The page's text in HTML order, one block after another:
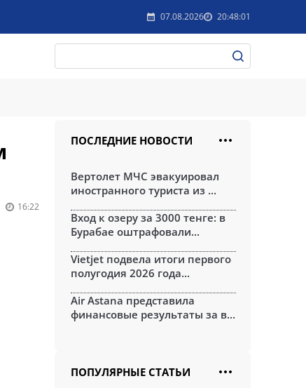
07.08.2026 20:48:01
16:22
ПОСЛЕДНИЕ НОВОСТИ
Вертолет МЧС эвакуировал
иностранного туриста из ...
Вход к озеру за 3000 тенге: в
Бурабае оштрафовали...
Vietjet подвела итоги первого
полугодия 2026 года...
Air Astana представила
финансовые результаты за в...
ПОПУЛЯРНЫЕ СТАТЬИ